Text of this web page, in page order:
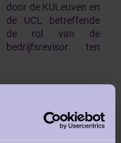
door de KULeuven en
de UCL betreffende
de rol van de
bedrijfsrevisor ten
rol van de